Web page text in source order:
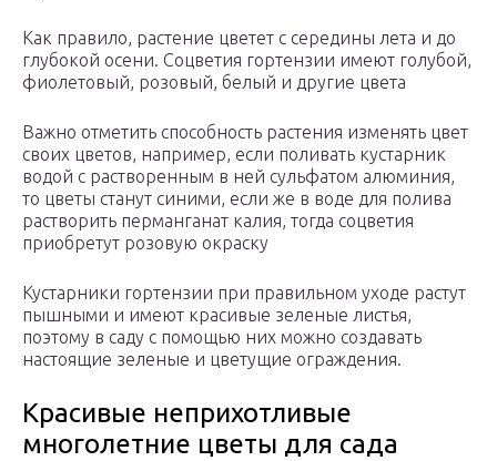
Как правило, растение цветет с середины лета и до
глубокой осени. Соцветия гортензии имеют голубой,
фиолетовый, розовый, белый и другие цвета
Важно отметить способность растения изменять цвет
своих цветов, например, если поливать кустарник
водой с растворенным в ней сульфатом алюминия,
то цветы станут синими, если же в воде для полива
растворить перманганат калия, тогда соцветия
приобретут розовую окраску
Кустарники гортензии при правильном уходе растут
пышными и имеют красивые зеленые листья,
поэтому в саду с помощью них можно создавать
настоящие зеленые и цветущие ограждения.
Красивые неприхотливые
многолетние цветы для сада